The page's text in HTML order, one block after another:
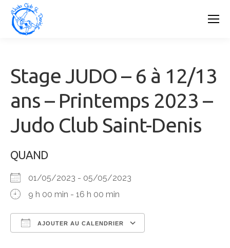
Stage JUDO – 6 à 12/13
ans – Printemps 2023 –
Judo Club Saint-Denis
QUAND
01/05/2023 - 05/05/2023
9 h 00 min - 16 h 00 min
AJOUTER AU CALENDRIER